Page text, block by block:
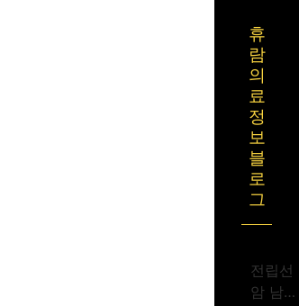
휴
람
의
료
정
보
블
로
그
전립선
암 남성